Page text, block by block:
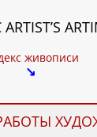
живописи
↘